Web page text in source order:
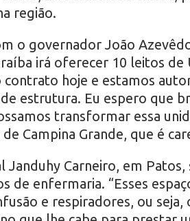
região.
o governador João
irá oferecer 10 leitos
contrato hoje e estamos
estrutura. Eu espero que
transformar essa
de Campina Grande, que é
Janduhy Carneiro, em
de enfermaria. “Esses
e respiradores, ou